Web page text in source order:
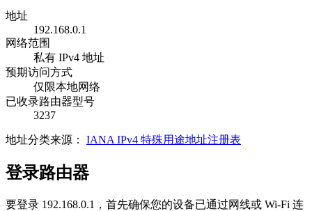
地址
192.168.0.1
网络范围
私有 IPv4 地址
预期访问方式
仅限本地网络
已收录路由器型号
3237
地址分类来源： IANA IPv4 特殊用途地址注册表
登录路由器
要登录 192.168.0.1，首先确保您的设备已通过网线或 Wi-Fi 连